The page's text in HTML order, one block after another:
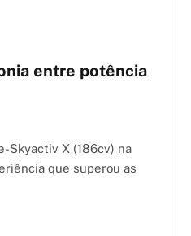
entre potência
Skyactiv X (186cv) na
que superou as